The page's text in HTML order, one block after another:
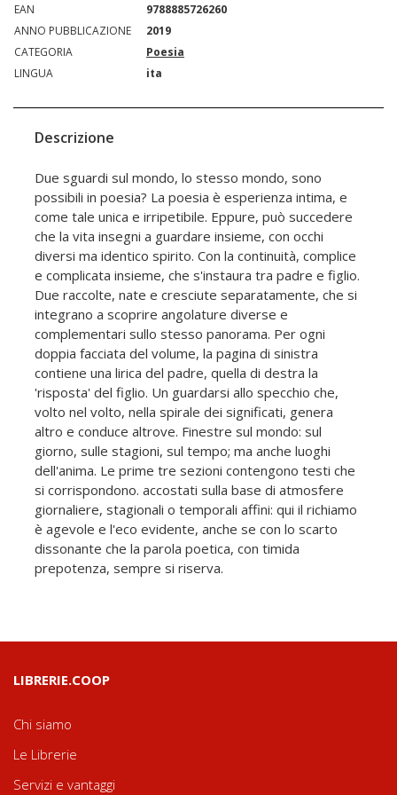
EAN
9788885726260
ANNO PUBBLICAZIONE
2019
CATEGORIA
Poesia
LINGUA
ita
Descrizione
Due sguardi sul mondo, lo stesso mondo, sono
possibili in poesia? La poesia è esperienza intima, e
come tale unica e irripetibile. Eppure, può succedere
che la vita insegni a guardare insieme, con occhi
diversi ma identico spirito. Con la continuità, complice
e complicata insieme, che s'instaura tra padre e figlio.
Due raccolte, nate e cresciute separatamente, che si
integrano a scoprire angolature diverse e
complementari sullo stesso panorama. Per ogni
doppia facciata del volume, la pagina di sinistra
contiene una lirica del padre, quella di destra la
'risposta' del figlio. Un guardarsi allo specchio che,
volto nel volto, nella spirale dei significati, genera
altro e conduce altrove. Finestre sul mondo: sul
giorno, sulle stagioni, sul tempo; ma anche luoghi
dell'anima. Le prime tre sezioni contengono testi che
si corrispondono. accostati sulla base di atmosfere
giornaliere, stagionali o temporali affini: qui il richiamo
è agevole e l'eco evidente, anche se con lo scarto
dissonante che la parola poetica, con timida
prepotenza, sempre si riserva.
LIBRERIE.COOP
Chi siamo
Le Librerie
Servizi e vantaggi